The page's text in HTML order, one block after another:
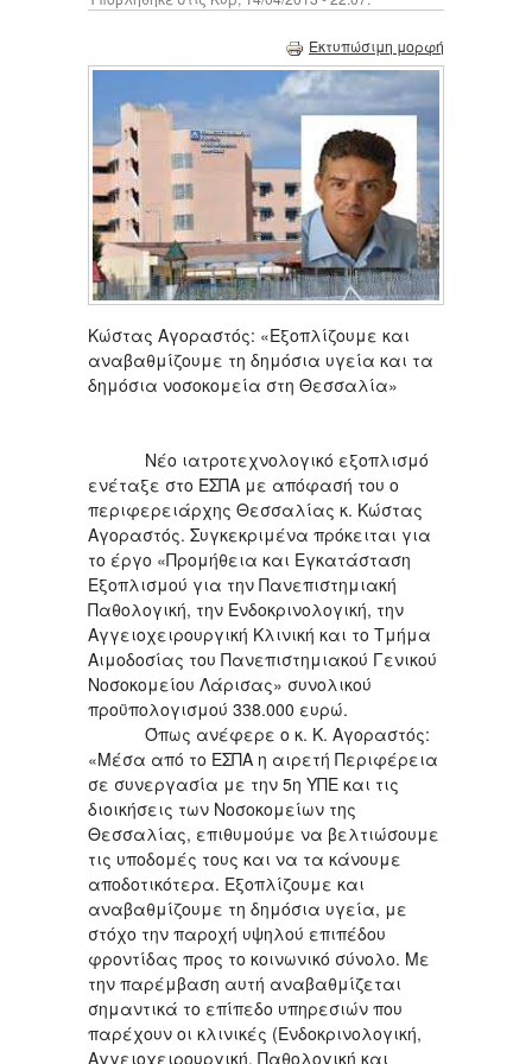
Εκτυπώσιμη μορφή
Κώστας Αγοραστός: «Εξοπλίζουμε και
αναβαθμίζουμε τη δημόσια υγεία και τα
δημόσια νοσοκομεία στη Θεσσαλία»
Νέο ιατροτεχνολογικό εξοπλισμό
ενέταξε στο ΕΣΠΑ με απόφασή του ο
περιφερειάρχης Θεσσαλίας κ. Κώστας
Αγοραστός. Συγκεκριμένα πρόκειται για
το έργο «Προμήθεια και Εγκατάσταση
Εξοπλισμού για την Πανεπιστημιακή
Παθολογική, την Ενδοκρινολογική, την
Αγγειοχειρουργική Κλινική και το Τμήμα
Αιμοδοσίας του Πανεπιστημιακού Γενικού
Νοσοκομείου Λάρισας» συνολικού
προϋπολογισμού 338.000 ευρώ.
Όπως ανέφερε ο κ. Κ. Αγοραστός:
«Μέσα από το ΕΣΠΑ η αιρετή Περιφέρεια
σε συνεργασία με την 5η ΥΠΕ και τις
διοικήσεις των Νοσοκομείων της
Θεσσαλίας, επιθυμούμε να βελτιώσουμε
τις υποδομές τους και να τα κάνουμε
αποδοτικότερα. Εξοπλίζουμε και
αναβαθμίζουμε τη δημόσια υγεία, με
στόχο την παροχή υψηλού επιπέδου
φροντίδας προς το κοινωνικό σύνολο. Με
την παρέμβαση αυτή αναβαθμίζεται
σημαντικά το επίπεδο υπηρεσιών που
παρέχουν οι κλινικές (Ενδοκρινολογική,
Αγγειοχειρουργική, Παθολογική και